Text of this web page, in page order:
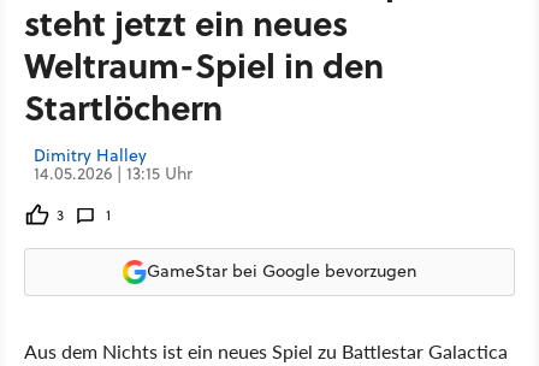
steht jetzt ein neues
Weltraum-Spiel in den
Startlöchern
Dimitry Halley
14.05.2026 | 13:15 Uhr
3 1
GameStar bei Google bevorzugen
Aus dem Nichts ist ein neues Spiel zu Battlestar Galactica